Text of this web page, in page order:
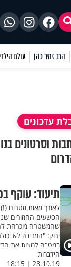
הרב זמיר כהן עולם
עדכונים
וסרטונים
תיעוד: עוקף
לאורך מאות מטרים
הפשעים החמורים
שהמשטרה מוכרחת
ירוק: "המדינה לא
במטרה למצות את
הידברות
28.10.19 | 18:15